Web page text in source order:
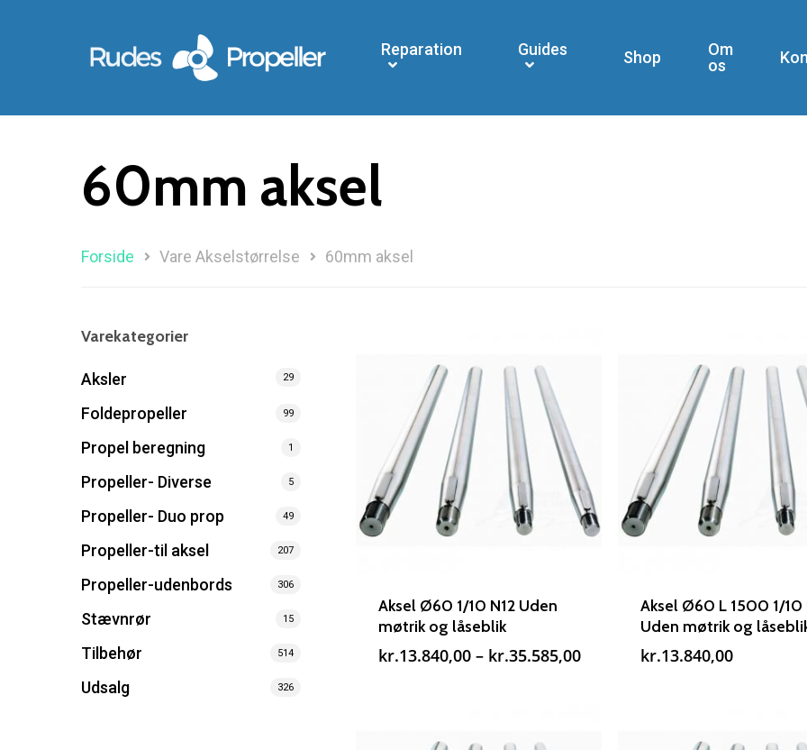
Søg efter et produkt, og tryk på enter
Reparation Guides Shop
Om
os
60mm aksel
Forside Vare Akselstørrelse 60mm aksel
Varekategorier
Aksler 29
Foldepropeller 99
Propel beregning 1
Propeller- Diverse 5
Propeller- Duo prop 49
Propeller-til aksel 207
Propeller-udenbords 306
Stævnrør 15
Tilbehør 514
Udsalg 326
Aksel Ø60 1/10 N12 Uden
møtrik og låseblik
kr.13.840,00 – kr.35.585,00Prisinterval:
Aksel Ø60 L 1500 1/10
Uden møtrik og
kr.13.840,00